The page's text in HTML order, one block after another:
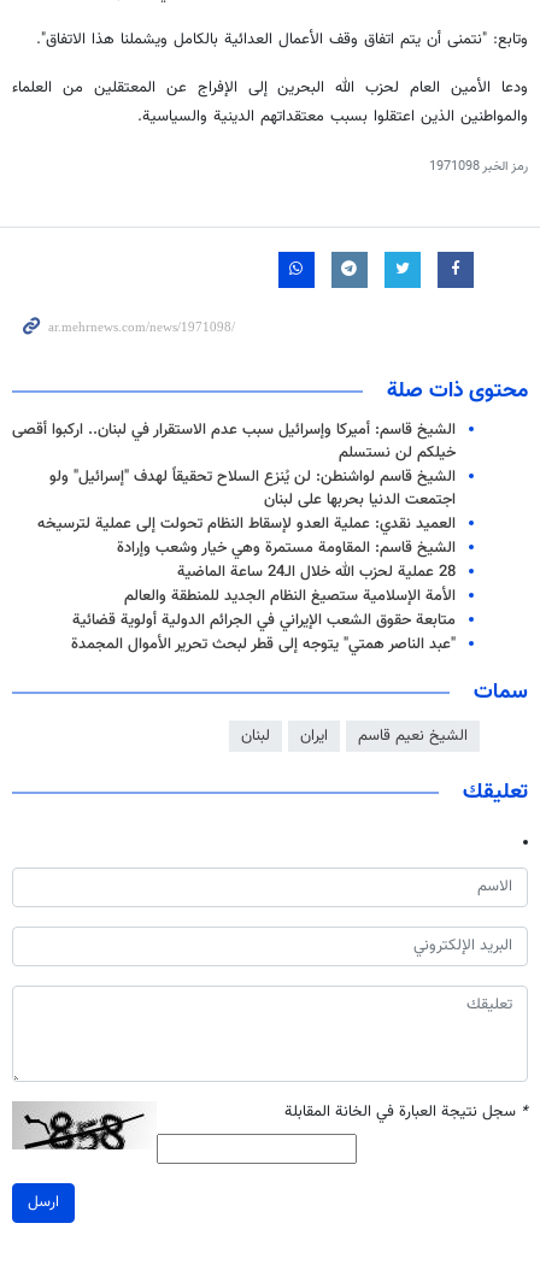
وتابع: "نتمنى أن يتم اتفاق وقف الأعمال العدائية بالكامل ويشملنا هذا الاتفاق".
ودعا الأمين العام لحزب الله البحرين إلى الإفراج عن المعتقلين من العلماء
والمواطنين الذين اعتقلوا بسبب معتقداتهم الدينية والسياسية.
رمز الخبر1971098
محتوى ذات صلة
الشيخ قاسم: أميركا وإسرائيل سبب عدم الاستقرار في لبنان.. اركبوا أقصى
خيلكم لن نستسلم
الشيخ قاسم لواشنطن: لن يُنزع السلاح تحقيقاً لهدف "إسرائيل" ولو
اجتمعت ‏الدنيا بحربها على لبنان
العميد نقدي: عملية العدو لإسقاط النظام تحولت إلى عملية لترسيخه
الشيخ قاسم: المقاومة مستمرة وهي خيار وشعب وإرادة
28 عملية لحزب الله خلال الـ24 ساعة الماضية
الأمة الإسلامية ستصيغ النظام الجديد للمنطقة والعالم
متابعة حقوق الشعب الإيراني في الجرائم الدولية أولوية قضائیة
"عبد الناصر همتي" يتوجه إلى قطر لبحث تحرير الأموال المجمدة
سمات
الشيخ نعيم قاسم ايران لبنان
تعليقك
* سجل نتيجة العبارة في الخانة المقابلة
ارسل